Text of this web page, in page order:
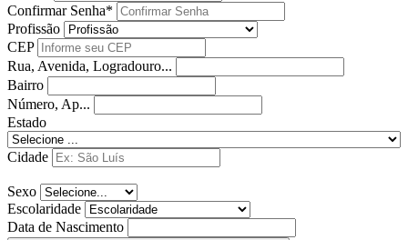
Confirmar Senha*
Profissão
CEP
Rua, Avenida, Logradouro...
Bairro
Número, Ap...
Estado
Cidade
Sexo
Escolaridade
Data de Nascimento